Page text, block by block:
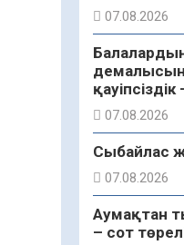
07.08.2026
бақылауда
07.08.2026
Сыбайлас
07.08.2026
Аумақтан
– сот